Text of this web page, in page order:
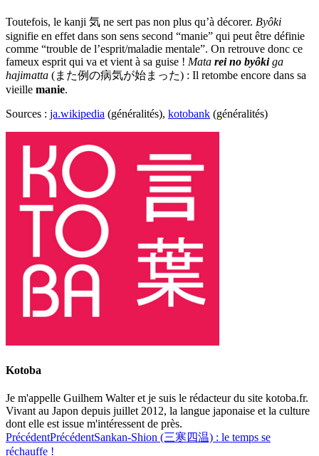
Toutefois, le kanji 気 ne sert pas non plus qu’à décorer. Byôki
signifie en effet dans son sens second “manie” qui peut être définie
comme “trouble de l’esprit/maladie mentale”. On retrouve donc ce
fameux esprit qui va et vient à sa guise ! Mata rei no byôkiga
hajimatta (また例の病気が始まった) : Il retombe encore dans sa
vieille manie.
Sources : ja.wikipedia (généralités), kotobank (généralités)
Kotoba
Je m'appelle Guilhem Walter et je suis le rédacteur du site kotoba.fr.
Vivant au Japon depuis juillet 2012, la langue japonaise et la culture
dont elle est issue m'intéressent de près.
PrécédentPrécédentSankan-Shion (三寒四温) : le temps se
réchauffe !